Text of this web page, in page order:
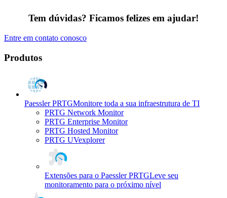
Tem dúvidas? Ficamos felizes em ajudar!
Entre em contato conosco
Produtos
Paessler PRTGMonitore toda a sua infraestrutura de TI
PRTG Network Monitor
PRTG Enterprise Monitor
PRTG Hosted Monitor
PRTG UVexplorer
Extensões para o Paessler PRTGLeve seu
monitoramento para o próximo nível